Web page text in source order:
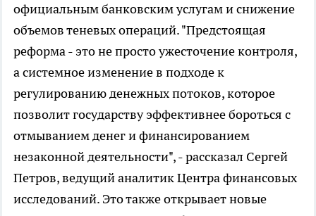
официальным банковским услугам и снижение
объемов теневых операций. "Предстоящая
реформа - это не просто ужесточение контроля,
а системное изменение в подходе к
регулированию денежных потоков, которое
позволит государству эффективнее бороться с
отмыванием денег и финансированием
незаконной деятельности", - рассказал Сергей
Петров, ведущий аналитик Центра финансовых
исследований. Это также открывает новые